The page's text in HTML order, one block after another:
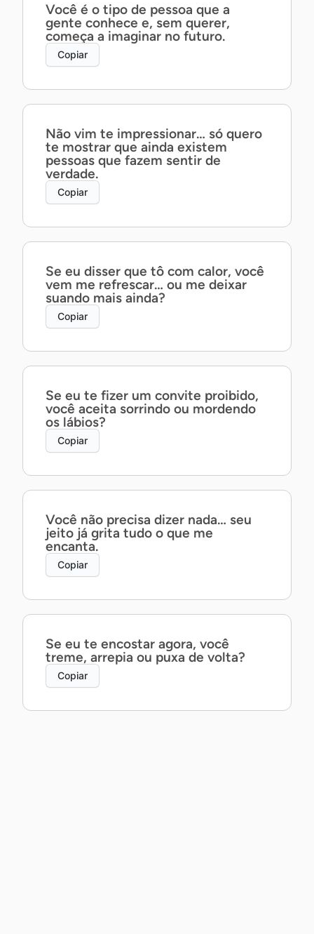
Você é o tipo de pessoa que a
gente conhece e, sem querer,
começa a imaginar no futuro.
Copiar
Não vim te impressionar… só quero
te mostrar que ainda existem
pessoas que fazem sentir de
verdade.
Copiar
Se eu disser que tô com calor, você
vem me refrescar… ou me deixar
suando mais ainda?
Copiar
Se eu te fizer um convite proibido,
você aceita sorrindo ou mordendo
os lábios?
Copiar
Você não precisa dizer nada… seu
jeito já grita tudo o que me
encanta.
Copiar
Se eu te encostar agora, você
treme, arrepia ou puxa de volta?
Copiar